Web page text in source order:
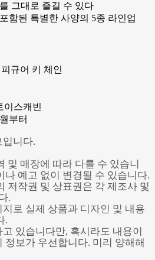
그대로 즐길 수 있다
함된 특별한 사양의 5종 라인업
규어 키 체인
이스캐빈
부터
입니다.
및 매장에 따라 다를 수 있습니
나 예고 없이 변경될 수 있습니다.
저작권 및 상표권은 각 제조사 및
.
로 실제 상품과 디자인 및 내용
.
있습니다만, 혹시라도 내용이
정보가 우선합니다. 미리 양해해